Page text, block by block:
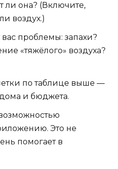
ли она? (Включите,
воздух.)
проблемы: запахи?
«тяжёлого» воздуха?
по таблице выше —
и бюджета.
Это не
помогает в